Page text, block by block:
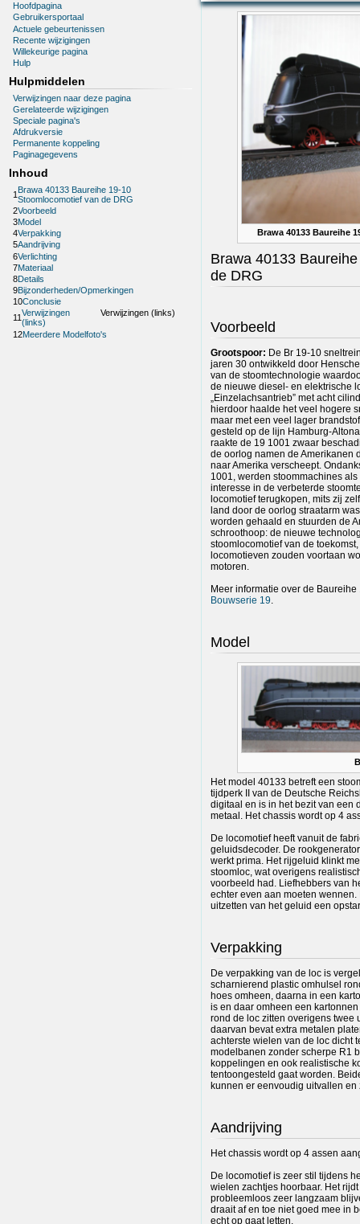
Hoofdpagina
Gebruikersportaal
Actuele gebeurtenissen
Recente wijzigingen
Willekeurige pagina
Hulp
Hulpmiddelen
Verwijzingen naar deze pagina
Gerelateerde wijzigingen
Speciale pagina's
Afdrukversie
Permanente koppeling
Paginagegevens
Inhoud
1 Brawa 40133 Baureihe 19-10
Stoomlocomotief van de DRG
2Voorbeeld
3Model
4Verpakking
5Aandrijving
6Verlichting
7Materiaal
8Details
9Bijzonderheden/Opmerkingen
10Conclusie
11Verwijzingen
(links)
Verwijzingen (links)
12Meerdere Modelfoto's
Brawa 40133 Baureihe
Brawa 40133
de DRG
Voorbeeld
Grootspoor: De Br 19-10
jaren 30 ontwikkeld door
van de stoomtechnologie
de nieuwe diesel- en elektrische
„Einzelachsantrieb” met acht
hierdoor haalde het veel hogere
maar met een veel lager
gesteld op de lijn Hamburg-
raakte de 19 1001 zwaar
de oorlog namen de Amerikanen
naar Amerika verscheept.
1001, werden stoommachines
interesse in de verbeterde
locomotief terugkopen, mits zij
land door de oorlog straatarm
worden gehaald en stuurden de
schroothoop: de nieuwe
stoomlocomotief van de
locomotieven zouden voortaan
motoren.
Meer informatie over de
Bouwserie 19
Model
Het model 40133 betreft een
tijdperk II van de Deutsche
digitaal en is in het bezit van een
metaal. Het chassis wordt op 4
De locomotief heeft vanuit de
geluidsdecoder. De
werkt prima. Het rijgeluid klinkt
stoomloc, wat overigens
voorbeeld had. Liefhebbers van
echter even aan moeten
uitzetten van het geluid een
Verpakking
De verpakking van de loc is
scharnierend plastic omhulsel
hoes omheen, daarna in een
is en daar omheen een
rond de loc zitten overigens twee
daarvan bevat extra metalen
achterste wielen van de loc dicht
modelbanen zonder scherpe R1
koppelingen en ook realistische
tentoongesteld gaat worden.
kunnen er eenvoudig uitvallen en
Aandrijving
Het chassis wordt op 4 assen
De locomotief is zeer stil tijdens
wielen zachtjes hoorbaar. Het
probleemloos zeer langzaam
draait af en toe niet goed mee in
echt op gaat letten.